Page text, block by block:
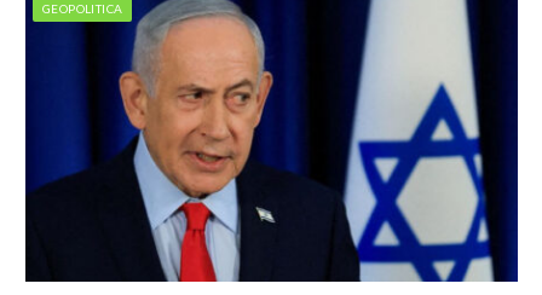
GEOPOLITICA